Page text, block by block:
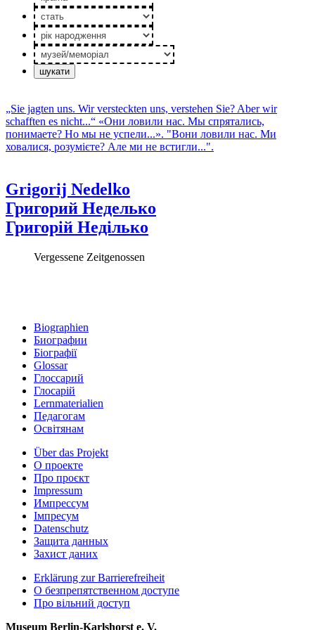
стать
рік
народження
музей/
меморiал
„Sie jagten uns. Wir versteckten uns, verstehen Sie? Aber wir
schafften es nicht...“ «Они ловили нас. Мы спрятались,
понимаете? Но мы не успели...». "Вони ловили нас. Ми
ховалися, розумієте? Але ми не встигли...".
Grigorij Nedelko
Григорий Неделько
Григорій Неділько
Vergessene Zeitgenossen
Biographien
Биографии
Біографії
Glossar
Глоссарий
Глосарій
Lernmaterialien
Педагогам
Освітянам
Über das Projekt
О проекте
Про проєкт
Impressum
Импрессум
Iмпресум
Datenschutz
Защита данных
Захист даних
Erklärung zur Barrierefreiheit
О безпрепятственном доступе
Про вільний доступ
Museum Berlin-Karlshorst e. V.